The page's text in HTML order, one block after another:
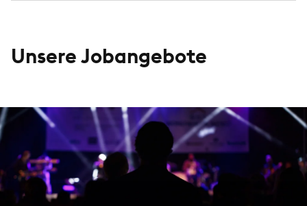
Unsere Jobangebote